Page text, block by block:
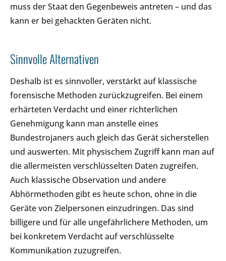
muss der Staat den Gegenbeweis antreten – und das
kann er bei gehackten Geräten nicht.
Sinnvolle Alternativen
Deshalb ist es sinnvoller, verstärkt auf klassische
forensische Methoden zurückzugreifen. Bei einem
erhärteten Verdacht und einer richterlichen
Genehmigung kann man anstelle eines
Bundestrojaners auch gleich das Gerät sicherstellen
und auswerten. Mit physischem Zugriff kann man auf
die allermeisten verschlüsselten Daten zugreifen.
Auch klassische Observation und andere
Abhörmethoden gibt es heute schon, ohne in die
Geräte von Zielpersonen einzudringen. Das sind
billigere und für alle ungefährlichere Methoden, um
bei konkretem Verdacht auf verschlüsselte
Kommunikation zuzugreifen.